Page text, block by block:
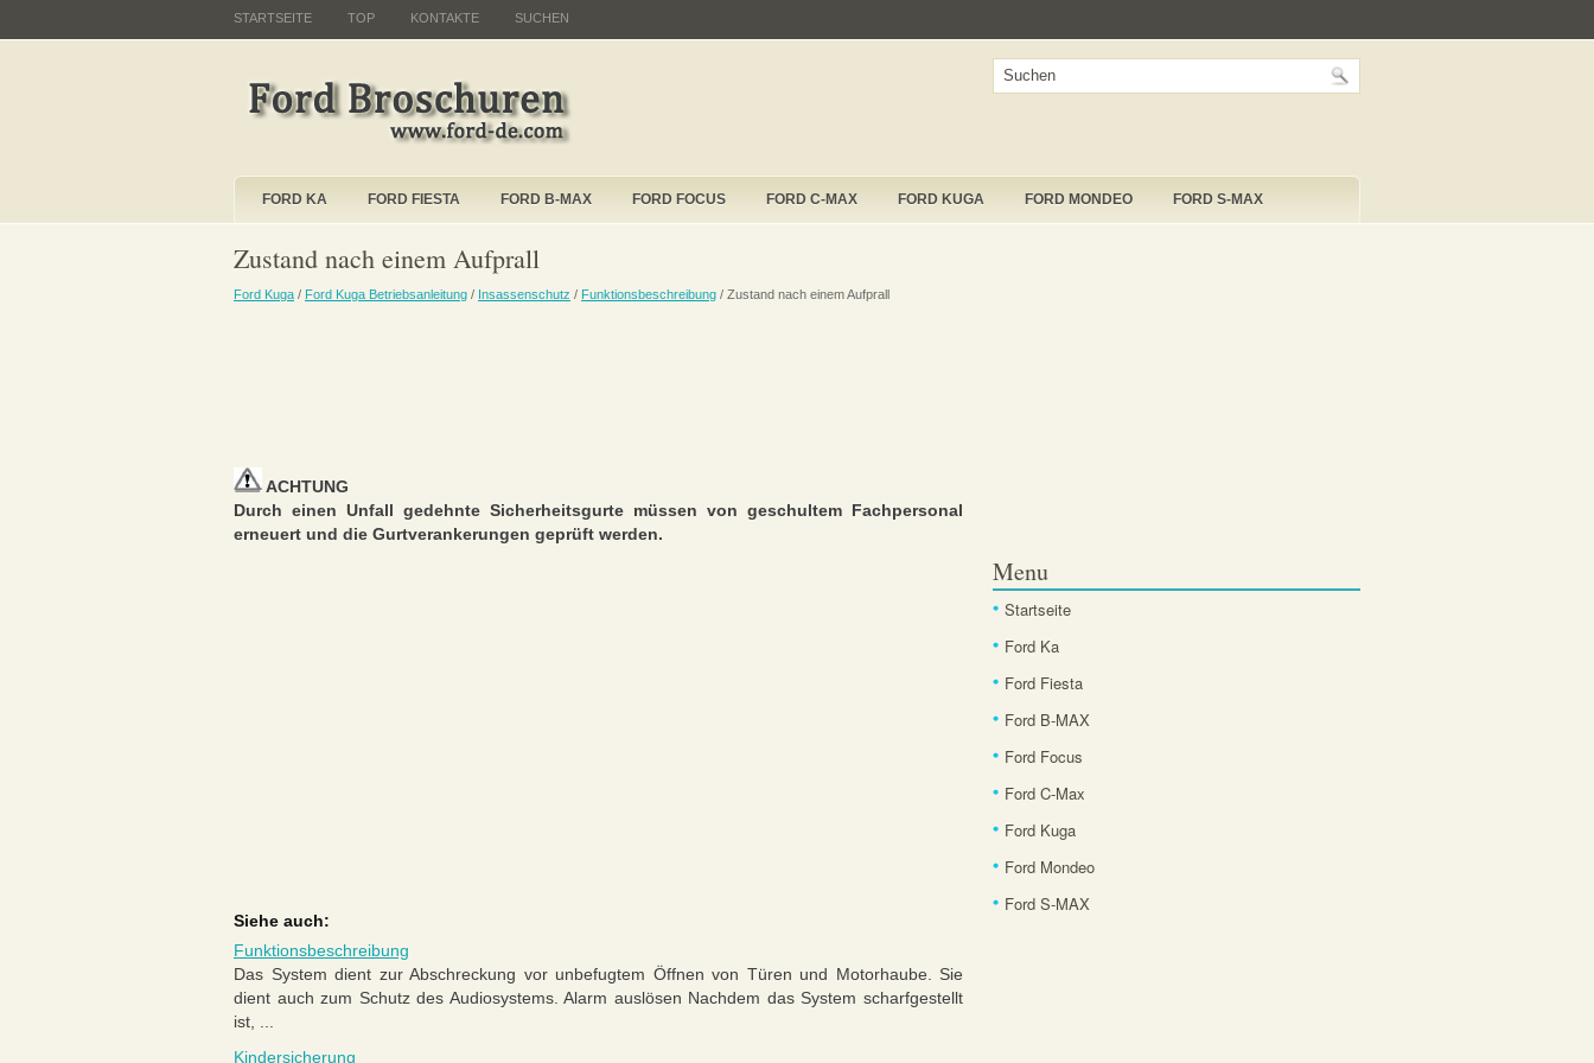
STARTSEITE TOP KONTAKTE SUCHEN
FORD KA FORD FIESTA FORD B-MAX FORD FOCUS FORD C-MAX FORD KUGA FORD MONDEO FORD S-MAX
Zustand nach einem Aufprall
Ford Kuga / Ford Kuga Betriebsanleitung / Insassenschutz / Funktionsbeschreibung / Zustand nach einem Aufprall
ACHTUNG
Durch einen Unfall gedehnte Sicherheitsgurte müssen von geschultem Fachpersonal
erneuert und die Gurtverankerungen geprüft werden.
Siehe auch:
Funktionsbeschreibung
Das System dient zur Abschreckung vor unbefugtem Öffnen von Türen und Motorhaube. Sie
dient auch zum Schutz des Audiosystems. Alarm auslösen Nachdem das System scharfgestellt
ist, ...
Kindersicherung
Menu
Startseite
Ford Ka
Ford Fiesta
Ford B-MAX
Ford Focus
Ford C-Max
Ford Kuga
Ford Mondeo
Ford S-MAX